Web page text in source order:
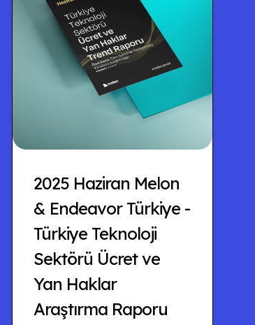
2025 Haziran Melon
& Endeavor Türkiye -
Türkiye Teknoloji
Sektörü Ücret ve
Yan Haklar
Araştırma Raporu